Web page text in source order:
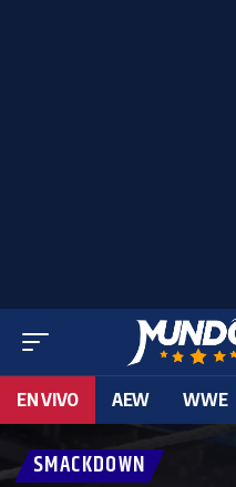
EN VIVO AEW WWE
SMACKDOWN